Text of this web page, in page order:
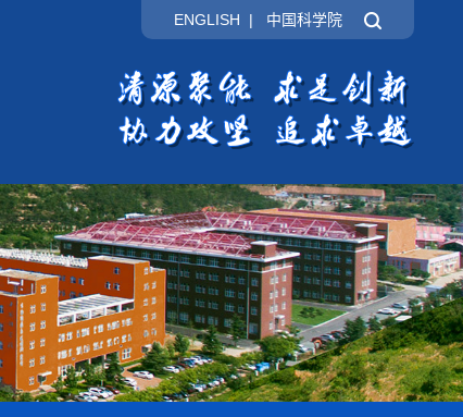
ENGLISH | 中国科学院